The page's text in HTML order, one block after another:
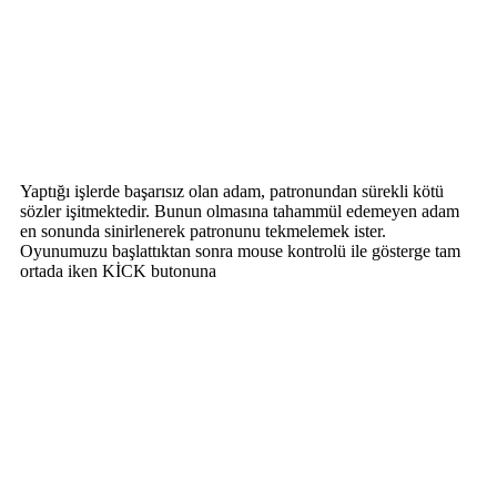
Yaptığı işlerde başarısız olan adam, patronundan sürekli kötü
sözler işitmektedir. Bunun olmasına tahammül edemeyen adam
en sonunda sinirlenerek patronunu tekmelemek ister.
Oyunumuzu başlattıktan sonra mouse kontrolü ile gösterge tam
ortada iken KİCK butonuna